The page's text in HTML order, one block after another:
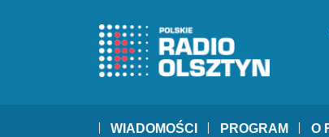
WIADOMOŚCI PROGRAM O